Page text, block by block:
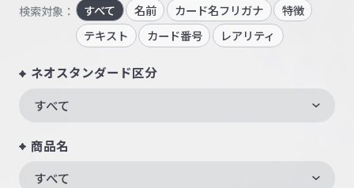
検索対象： すべて 名前 カード名フリガナ
特徴
テキスト
カード番号 レアリティ
ネオスタンダード区分
すべて
商品名
すべて